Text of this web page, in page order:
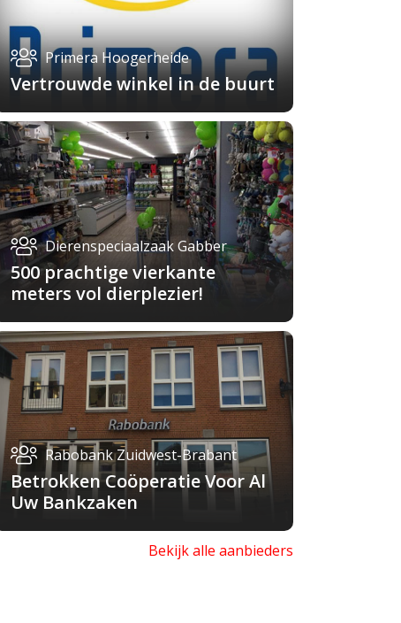
Primera Hoogerheide
Vertrouwde winkel in de buurt
Dierenspeciaalzaak Gabber
500 prachtige vierkante
meters vol dierplezier!
Rabobank Zuidwest-Brabant
Betrokken Coöperatie Voor Al
Uw Bankzaken
Bekijk alle aanbieders